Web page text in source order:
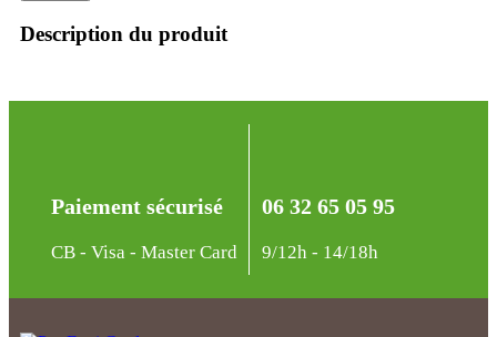
Description du produit
Paiement sécurisé
CB - Visa - Master Card
06 32 65 05 95
9/12h - 14/18h